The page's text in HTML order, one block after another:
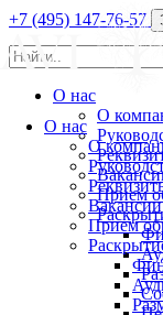
О нас
О
Вакансии
Прием
+7 (495) 147-76-57
О нас
О
Прием